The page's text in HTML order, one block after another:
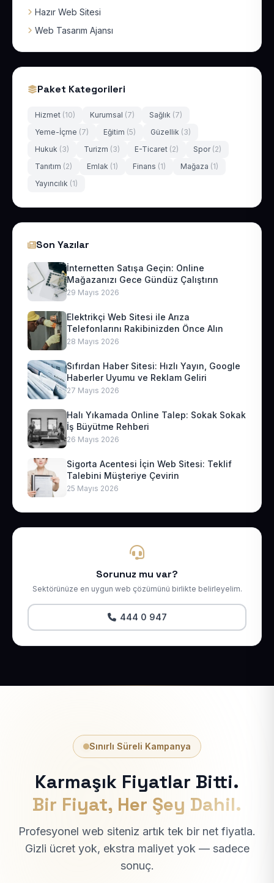
Hazır Web Sitesi
Web Tasarım Ajansı
Paket Kategorileri
Hizmet (10) Kurumsal (7) Sağlık (7)
Yeme-İçme (7) Eğitim (5) Güzellik (3)
Hukuk (3) Turizm (3) E-Ticaret (2) Spor (2)
Tanıtım (2) Emlak (1) Finans (1) Mağaza (1)
Yayıncılık (1)
Son Yazılar
İnternetten Satışa Geçin: Online
Mağazanızı Gece Gündüz Çalıştırın
29 Mayıs 2026
Elektrikçi Web Sitesi ile Arıza
Telefonlarını Rakibinizden Önce Alın
28 Mayıs 2026
Sıfırdan Haber Sitesi: Hızlı Yayın, Google
Haberler Uyumu ve Reklam Geliri
27 Mayıs 2026
Halı Yıkamada Online Talep: Sokak Sokak
İş Büyütme Rehberi
26 Mayıs 2026
Sigorta Acentesi İçin Web Sitesi: Teklif
Talebini Müşteriye Çevirin
25 Mayıs 2026
Sorunuz mu var?
Sektörünüze en uygun web çözümünü birlikte belirleyelim.
444 0 947
Sınırlı Süreli Kampanya
Karmaşık Fiyatlar Bitti.
Bir Fiyat, Her Şey Dahil.
Profesyonel web siteniz artık tek bir net fiyatla.
Gizli ücret yok, ekstra maliyet yok — sadece
sonuç.